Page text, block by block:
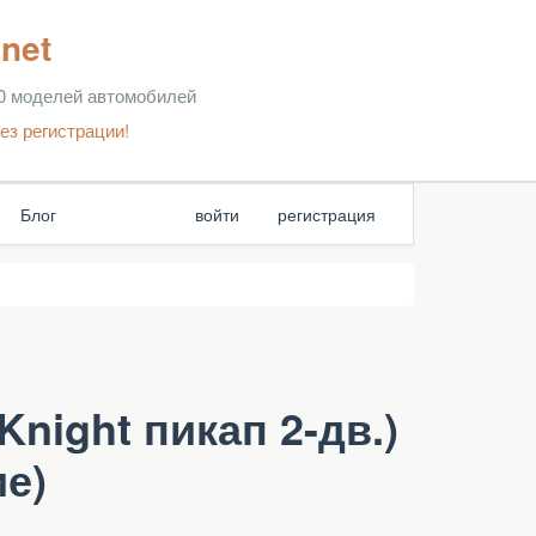
моделей автомобилей
регистрации!
Блог войти регистрация
пикап 2-дв.)